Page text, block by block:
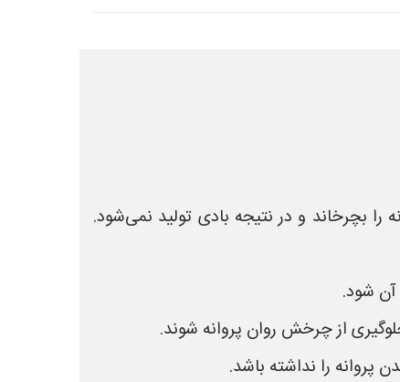
بچرخاند و در نتیجه بادی تولید نمی‌شود.
آن شود.
از چرخش روان پروانه شوند.
را نداشته باشد.